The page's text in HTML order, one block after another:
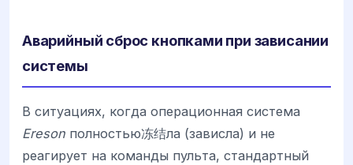
Аварийный сброс кнопками при зависании
системы
В ситуациях, когда операционная система
Ereson полностью冻结ла (зависла) и не
реагирует на команды пульта, стандартный